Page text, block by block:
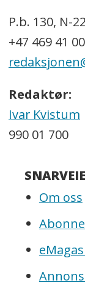
P.b. 130, N-
+47 469 41
Redaktør:
Ivar Kvistum
990 01 700
Om oss